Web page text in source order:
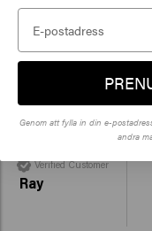
Magnus
Verified Customer
Ray
Genom att fylla in din e-
andra